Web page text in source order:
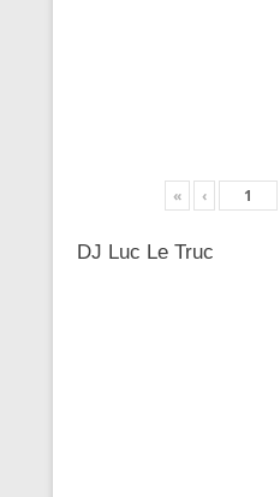
« ‹
DJ Luc Le Truc